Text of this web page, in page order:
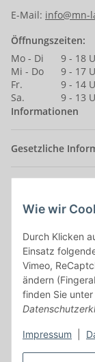
Wie wir
Durch Klicken
Einsatz
Vimeo,
ändern
finden Sie unter
Impressum
E-Mail: info@mn-
Öffnungszeiten:
Mo - Di
9 - 18
Mi - Do
9 - 17
Fr.
9 - 14
Sa.
9 - 13
Informationen
Gesetzliche
Alle mit*
E-Mail-
Passwort
Passwort
Neu hier?